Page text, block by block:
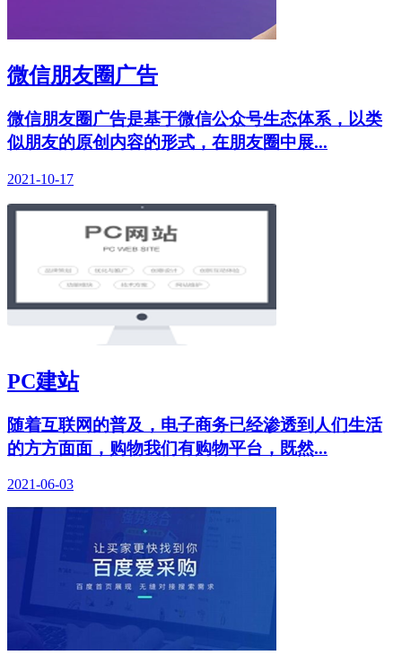
微信朋友圈广告
微信朋友圈广告是基于微信公众号生态体系，以类
似朋友的原创内容的形式，在朋友圈中展...
2021-10-17
PC建站
随着互联网的普及，电子商务已经渗透到人们生活
的方方面面，购物我们有购物平台，既然...
2021-06-03